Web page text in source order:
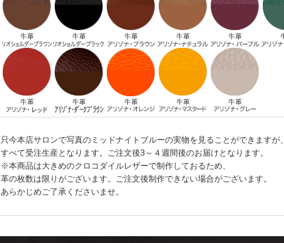
只今本店サロンで写真のミッドナイトブルーの実物を見ることができますが、
すべて受注生産となります。ご注文後3～４週間後のお届けとなります。
※本商品は大きめのクロコダイルレザーで制作しておるため、
革の枚数は限りがございます。ご注文後制作できない場合がございます。
あらかじめご了承くださいませ。